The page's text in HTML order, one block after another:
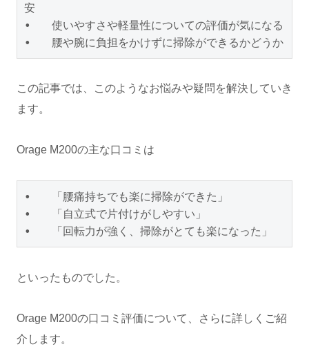
安
•   使いやすさや軽量性についての評価が気になる
•   腰や腕に負担をかけずに掃除ができるかどうか
この記事では、このようなお悩みや疑問を解決していき
ます。
Orage M200の主な口コミは
•   「腰痛持ちでも楽に掃除ができた」
•   「自立式で片付けがしやすい」
•   「回転力が強く、掃除がとても楽になった」
といったものでした。
Orage M200の口コミ評価について、さらに詳しくご紹
介します。